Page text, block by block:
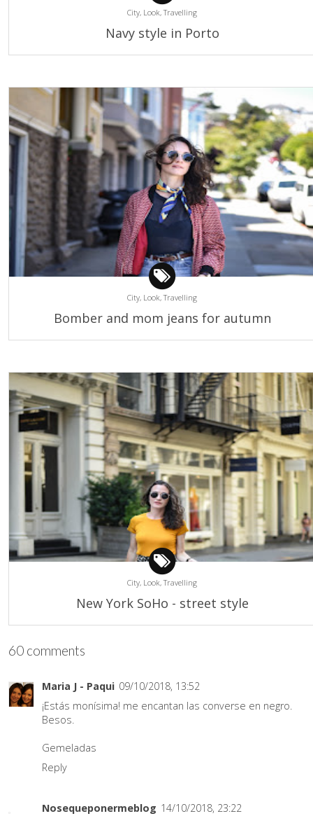
City, Look,Travelling
Navy style in Porto
City, Look,Travelling
Bomber and mom jeans for autumn
City, Look,Travelling
New York SoHo - street style
60 comments
Maria J - Paqui 09/10/2018, 13:52
¡Estás monísima! me encantan las converse en negro.
Besos.
Gemeladas
Reply
Nosequeponermeblog 14/10/2018, 23:22